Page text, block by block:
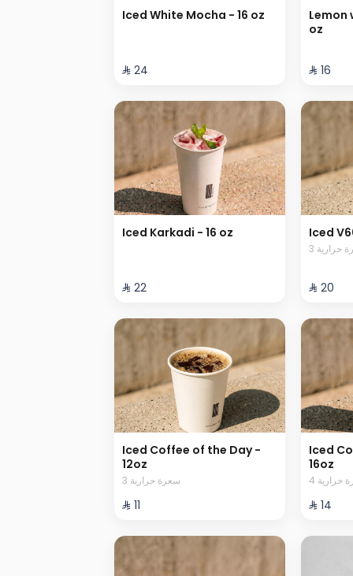
Iced White Mocha - 16 oz
⁨⁦‪‬ 24⁩
Lemon
oz
⁨⁦‪‬ 16⁩
Iced Karkadi - 16 oz
⁨⁦‪‬ 22⁩
Iced
حرارية
⁨⁦‪‬ 20⁩
Iced Coffee of the Day -
12oz
3 سعرة حرارية
⁨⁦‪‬ 11⁩
Iced
16oz
حرارية
⁨⁦‪‬ 14⁩